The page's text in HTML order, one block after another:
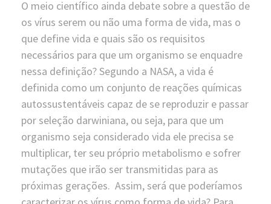
O meio científico ainda debate sobre a questão de
os vírus serem ou não uma forma de vida, mas o
que define vida e quais são os requisitos
necessários para que um organismo se enquadre
nessa definição? Segundo a NASA, a vida é
definida como um conjunto de reações químicas
autossustentáveis capaz de se reproduzir e passar
por seleção darwiniana, ou seja, para que um
organismo seja considerado vida ele precisa se
multiplicar, ter seu próprio metabolismo e sofrer
mutações que irão ser transmitidas para as
próximas gerações. Assim, será que poderíamos